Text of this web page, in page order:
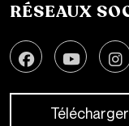
RÉSEAUX